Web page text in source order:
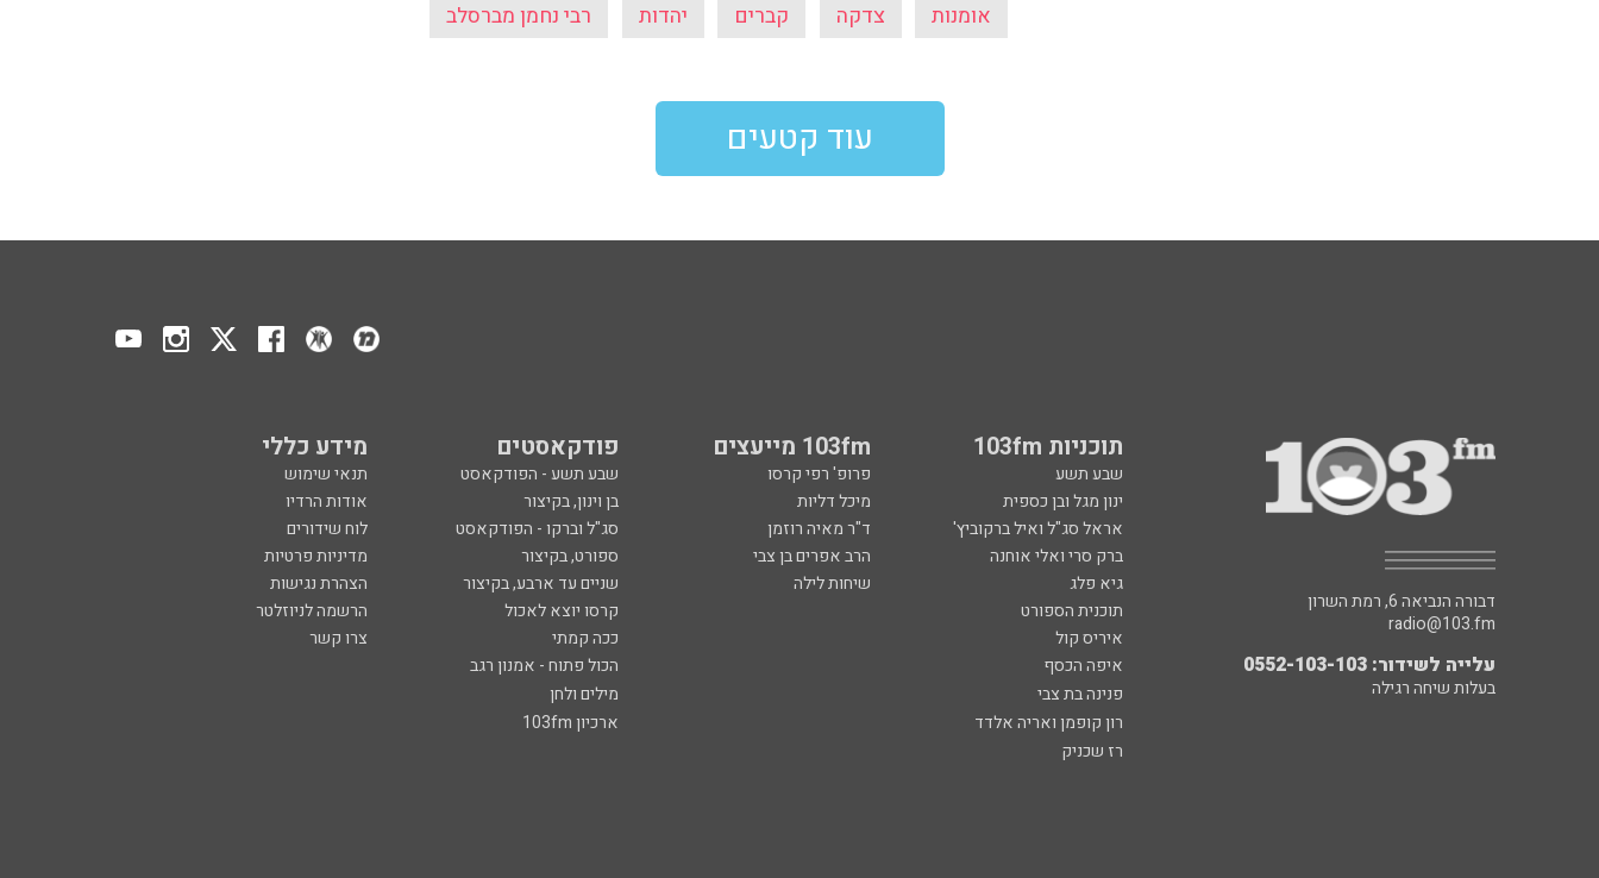
אומנות צדקה קברים יהדות רבי נחמן מברסלב
עוד קטעים
תוכניות 103fm 103fm מייעצים פודקאסטים מידע כללי
שבע תשע פרופ' רפי קרסו שבע תשע - הפודקאסט
תנאי שימוש
ינון מגל ובן כספית
מיכל דליות בן וינון, בקיצור
אודות הרדיו
אראל סג"ל ואיל ברקוביץ'
ד"ר מאיה רוזמן סג"ל וברקו - הפודקאסט
לוח שידורים
ברק סרי ואלי אוחנה
הרב אפרים בן צבי ספורט, בקיצור
מדיניות פרטיות
גיא פלג
שיחות לילה שניים עד ארבע, בקיצור
הצהרת נגישות
תוכנית הספורט
קרסו יוצא לאכול
הרשמה לניוזלטר
איריס קול
ככה קמתי
צרו קשר
איפה הכסף
הכול פתוח - אמנון רגב
פנינה בת צבי
מילים ולחן
רון קופמן ואריה אלדד
ארכיון 103fm
רז שכניק
דבורה הנביאה 6, רמת השרון
radio@103.fm
עלייה לשידור: 0552-103-103
בעלות שיחה רגילה